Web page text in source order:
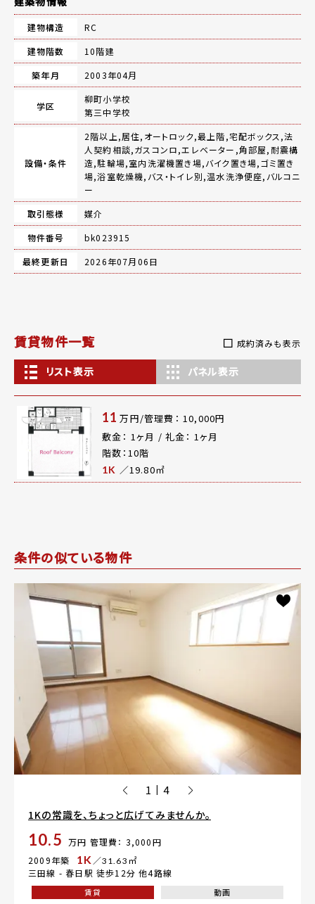
建物構造
RC
建物階数
10階建
築年月
2003年04月
学区
柳町小学校
第三中学校
設備・条件
2階以上,居住,オートロック,最上階,宅配ボックス,法
人契約相談,ガスコンロ,エレベーター,角部屋,耐震構
造,駐輪場,室内洗濯機置き場,バイク置き場,ゴミ置き
場,浴室乾燥機,バス・トイレ別,温水洗浄便座,バルコニ
ー
取引態様
媒介
物件番号
bk023915
最終更新日
2026年07月06日
賃貸物件一覧 成約済みも表示
リスト表示 パネル表示
11 万円/管理費： 10,000円
敷金： 1ヶ月 / 礼金： 1ヶ月
階数：10階
1K ／19.80㎡
条件の似ている物件
1 | 4
1Kの常識を、ちょっと広げてみませんか。
10.5 万円 管理費： 3,000円
2009年築
1K ／31.63㎡
三田線 - 春日駅 徒歩12分 他4路線
賃貸 動画